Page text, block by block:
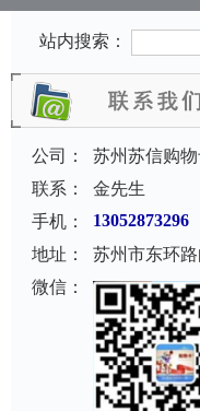
站内搜索：
公司：
苏州苏信购
联系：
金先生
手机：
13052873296
地址：
苏州市东环
微信：